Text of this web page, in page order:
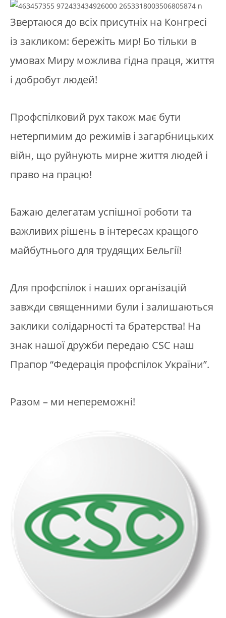
Звертаюся до всіх присутніх на Конгресі
із закликом: бережіть мир! Бо тільки в
умовах Миру можлива гідна праця, життя
і добробут людей!
Профспілковий рух також має бути
нетерпимим до режимів і загарбницьких
війн, що руйнують мирне життя людей і
право на працю!
Бажаю делегатам успішної роботи та
важливих рішень в інтересах кращого
майбутнього для трудящих Бельгії!
Для профспілок і наших організацій
завжди священними були і залишаються
заклики солідарності та братерства! На
знак нашої дружби передаю CSC наш
Прапор “Федерація профспілок України”.
Разом – ми непереможні!